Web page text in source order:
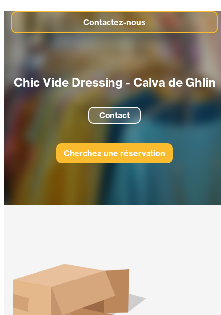
Contactez-nous
Chic Vide Dressing - Calva de Ghlin
Contact
Cherchez une réservation